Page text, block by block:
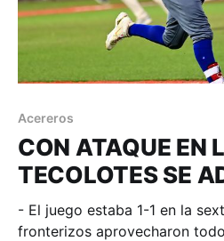
Acereros
CON ATAQUE EN
TECOLOTES SE
- El juego estaba 1-1 en la
fronterizos aprovecharon